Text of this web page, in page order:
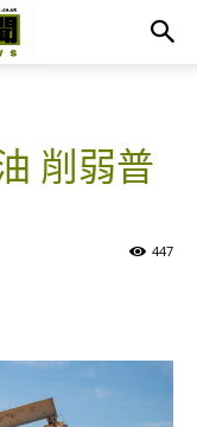
削弱普
447